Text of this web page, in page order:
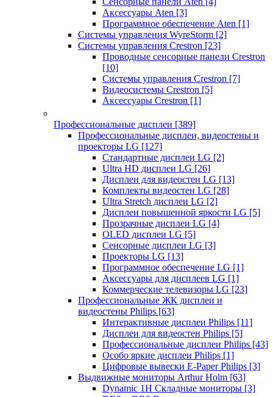
Аксессуары Aten [3]
Программное обеспечение Aten [1]
Системы управления WyreStorm [2]
Системы управления Crestron [23]
Проводные сенсорные панели Crestron
[10]
Системы управления Crestron [7]
Видеосистемы Crestron [5]
Аксессуары Crestron [1]
Профессиональные дисплеи [389]
Профессиональные дисплеи, видеостены и
проекторы LG [127]
Стандартные дисплеи LG [2]
Ultra HD дисплеи LG [26]
Дисплеи для видеостен LG [13]
Комплекты видеостен LG [28]
Ultra Stretch дисплеи LG [2]
Дисплеи повышенной яркости LG [5]
Прозрачные дисплеи LG [4]
OLED дисплеи LG [5]
Сенсорные дисплеи LG [3]
Проекторы LG [13]
Программное обеспечение LG [1]
Аксессуары для дисплеев LG [1]
Коммерческие телевизоры LG [23]
Профессиональные ЖК дисплеи и
видеостены Philips [63]
Интерактивные дисплеи Philips [11]
Дисплеи для видеостен Philips [5]
Профессиональные дисплеи Philips [43]
Особо яркие дисплеи Philips [1]
Цифровые вывески E-Paper Philips [3]
Выдвижные мониторы Arthur Holm [63]
Dynamic 1Н Складные мониторы [3]